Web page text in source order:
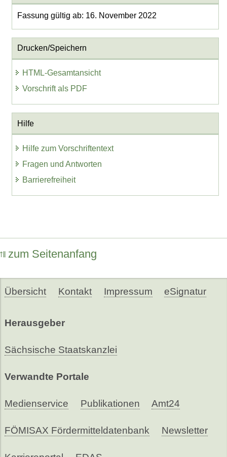
Fassung gültig ab: 16. November 2022
Drucken/Speichern
HTML-Gesamtansicht
Vorschrift als PDF
Hilfe
Hilfe zum Vorschriftentext
Fragen und Antworten
Barrierefreiheit
zum Seitenanfang
Übersicht Kontakt Impressum eSignatur
Herausgeber
Sächsische Staatskanzlei
Verwandte Portale
Medienservice Publikationen Amt24
FÖMISAX Fördermitteldatenbank Newsletter